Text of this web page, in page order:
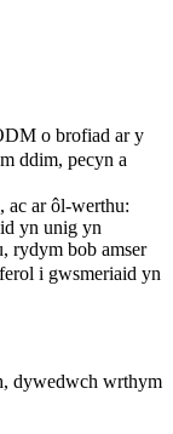
o brofiad ar y
ddim, pecyn a
ac ar ôl-werthu:
yn unig yn
rydym bob amser
i gwsmeriaid yn
dywedwch wrthym